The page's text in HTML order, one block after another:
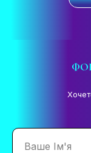
Ваше Ім'я